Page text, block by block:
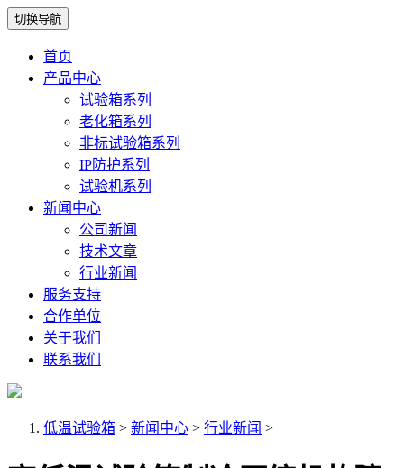
切换导航
首页
产品中心
试验箱系列
老化箱系列
非标试验箱系列
IP防护系列
试验机系列
新闻中心
公司新闻
技术文章
行业新闻
服务支持
合作单位
关于我们
联系我们
低温试验箱 > 新闻中心 > 行业新闻 >